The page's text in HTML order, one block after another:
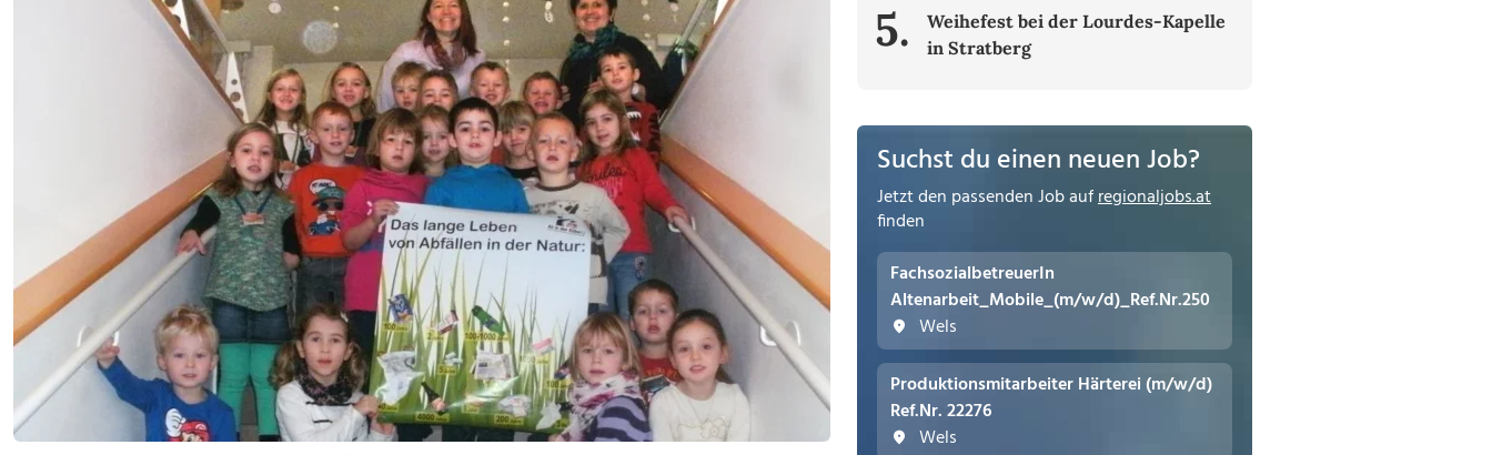
5.
Weihefest bei der Lourdes-Kapelle
in Stratberg
Suchst du einen neuen Job?
Jetzt den passenden Job aufregionaljobs.at
finden
FachsozialbetreuerIn
Altenarbeit_Mobile_(m/w/d)_Ref.Nr.250
Wels
Produktionsmitarbeiter Härterei (m/w/d)
Ref.Nr. 22276
Wels